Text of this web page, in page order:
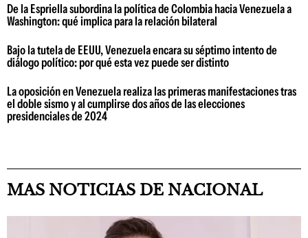
De la Espriella subordina la política de Colombia hacia Venezuela a
Washington: qué implica para la relación bilateral
Bajo la tutela de EEUU, Venezuela encara su séptimo intento de
diálogo político: por qué esta vez puede ser distinto
La oposición en Venezuela realiza las primeras manifestaciones tras
el doble sismo y al cumplirse dos años de las elecciones
presidenciales de 2024
MAS NOTICIAS DE NACIONAL